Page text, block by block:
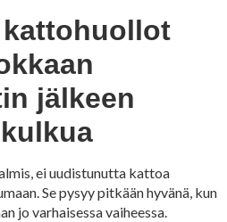
jälkeen
ei uudistunutta kattoa
Se pysyy pitkään hyvänä, kun
jo varhaisessa vaiheessa.